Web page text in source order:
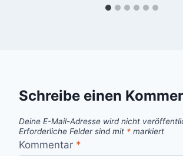
Schreibe einen
Deine E-Mail-Adresse wird nicht
Erforderliche Felder sind mit * markiert
Kommentar *